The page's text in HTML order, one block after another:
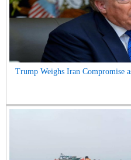
Trump Weighs Iran Compromise